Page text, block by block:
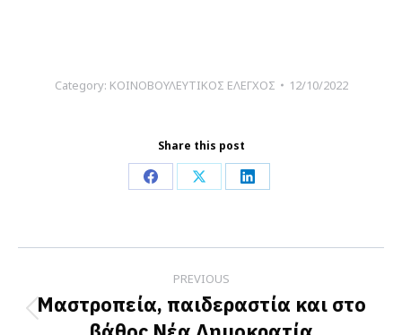
Category: ΚΟΙΝΟΒΟΥΛΕΥΤΙΚΟΣ ΕΛΕΓΧΟΣ 12/10/2022
Share this post
Share
Facebook
Share
X
Share
LinkedIn
navigation
PREVIOUS
Previous
Μαστροπεία, παιδεραστία και στο